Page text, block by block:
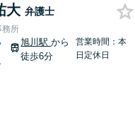
大 弁護士
務所
旭川駅から
徒歩6分
営業時間：本
日定休日